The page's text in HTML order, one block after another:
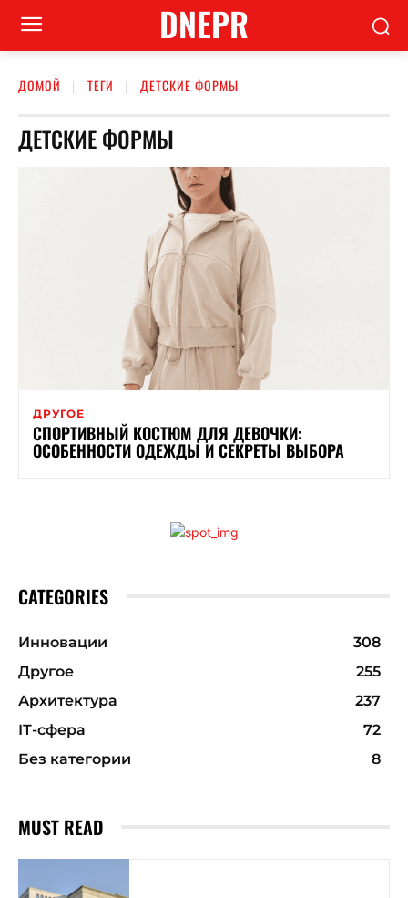
DNEPR
ДОМОЙ ТЕГИ ДЕТСКИЕ ФОРМЫ
ДЕТСКИЕ ФОРМЫ
ДРУГОЕ
СПОРТИВНЫЙ КОСТЮМ ДЛЯ ДЕВОЧКИ:
ОСОБЕННОСТИ ОДЕЖДЫ И СЕКРЕТЫ ВЫБОРА
CATEGORIES
Инновации
308
Другое
255
Архитектура
237
ІТ-сфера
72
Без категории
8
MUST READ